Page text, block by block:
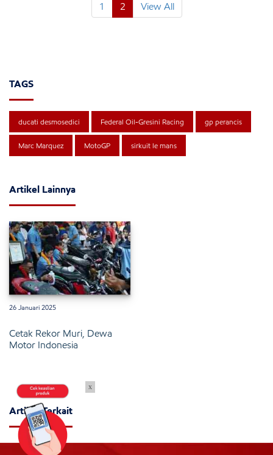
1 2 View All
TAGS
ducati desmosedici Federal Oil-Gresini Racing gp perancis
Marc Marquez MotoGP sirkuit le mans
Artikel Lainnya
26 Januari 2025
Cetak Rekor Muri, Dewa
Motor Indonesia
Artikel Terkait
x